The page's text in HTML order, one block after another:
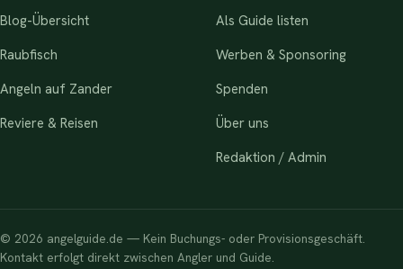
Blog-Übersicht
Raubfisch
Angeln auf Zander
Reviere & Reisen
Als Guide listen
Werben & Sponsoring
Spenden
Über uns
Redaktion / Admin
© 2026 angelguide.de — Kein Buchungs- oder Provisionsgeschäft.
Kontakt erfolgt direkt zwischen Angler und Guide.